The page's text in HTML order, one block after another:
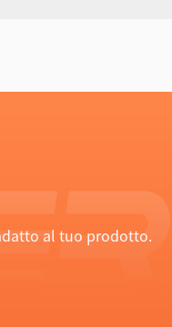
al tuo prodotto.